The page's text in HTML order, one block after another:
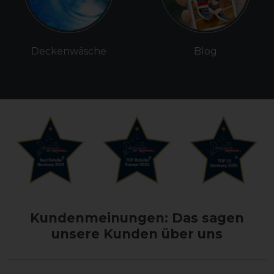
Deckenwäsche Blog
Kundenmeinungen: Das sagen
unsere Kunden über uns